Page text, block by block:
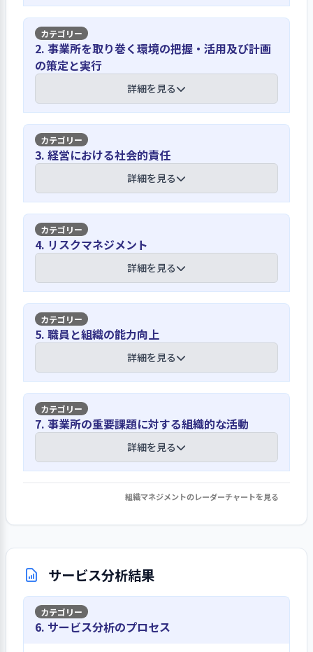
【講評】
基本理念は研修等により職員に周知する
とともに施設内に掲示して利用者にも伝
えている
心の病により「生活のしづらさ」を抱
えた方々が自分らしい生き方を見つけ
ていける場を提供するというビジョン
を始め、当事業所の理念は新規職員の
研修で説明するとともに職員の会議等
の機会に施設長から繰り返し周知して
いる。事務室内に「経営理念」「基本
方針」を掲示し職員の目につくように
して意思付けに努めている。また、理
念は利用者が活動するエリアにも掲示
して利用者や家族の理解を促してい
る。
経営層は役割と責任を明示し、目標の実
現を目指して職員をリードしている
経営層の役割と責任は、法人の定款や
法人就業規則、施設運営規程等に定め
てある。利用者への就労の機会の提供
や自立した生活への支援を提供する目
的のため、事業所として個別支援の強
化や職員間の連携と支援体制の構築、
は職員に日々の打ち合わせや職員会議
等で繰り返し説明し責任を持って取り
組みをリードしている。
重要な案件の決定手順は法人定款等に明
2. 事業所を取り巻く環境の把握・活用及び計画
の策定と実行
詳細を見る
【講評】
行事前アンケートで利用者の意向を把握
するなど施設を取り巻く情報の把握に努
めている
利用者の意向や要望は利用開始時およ
び個別支援計画作成時に確認をしてい
る。日常においては、行事やレクリエ
ーション活動を行う前にアンケート調
査や聞き取り調査をしている。職員の
意見や意向は、職員会議の場で汲み上
げている。その他、職員との個人面談
の場でも意見や要望を聞いている。地
域自立支援協議会専門部会に参加し、
地域の福祉に関するニーズ把握に努め
ている。福祉事業全体についての動向
は、市の障害福祉課や東京セルプセン
ターから情報収集している。把握した
ニーズや課題への対応方針は事業所の
年度計画に反映させている。
理念実現に向けて設定した目標達成や課
事業所としては利用者の障害の多様化
ベテラン職員の定年退職を数年以内に
控えた人材育成、人事配置が課題とな
っている。加えて諸物価値上がりの環境
3. 経営における社会的責任
詳細を見る
【講評】
新規職員研修で法令順守を学ぶほか、職
員倫理規程等はホームページで常に確認
できる
職員が遵守すべき規範・倫理は、就業
規則の服務心得のほか、法人の職員倫
理規定や職員倫理に基づく「行動指
針」、利用者権利擁護規程等に記載し
周知を図っている。コンプライアンス遵
守については新規職員の内部研修にも
取り入れている。これらの規程はホー
ムページ例規集にまとめてあり常時確
認できるようにしている。そのほか職
員研修で虐待防止を繰り返し学んで理
解を深めている。
利用者の苦情や意見、要望については、
苦情解決制度については、その内容を
法人の苦情対応規程に定めてある。利
用者には利用契約時に「重要事項の説
4. リスクマネジメント
詳細を見る
【講評】
リスクマネジメント体制を整え、リスク
マネージャー中心に事故の未然防止に努
めている
法人のリスクマネジメント実施規程に
より、事業所にリスクマネージャーを置
いている。事故原因および防止方法並
びにサービス提供体制の改善方法につ
いて検討するなど事故防止に資する活
全事業所参加のリスクマネジメント委
に感染症の予防、個人情報の保護等に
ついて検討している。検討結果は定期
的に施設長に報告され、リスクマネー
ジャーを通じて各担当に周知される。
5. 職員と組織の能力向上
詳細を見る
【講評】
コアとなる人材の確保が課題になってい
る
平成30（2018）年に現在地に移転して
道に乗せることが最重要課題であっ
た。現施設長を筆頭にベテラン職員で
てきたところである。施設長が定年を
控え、リーダー格の職員も2年後定年と
なる。職員の欠員は補充できているの
でコアとなる人材の確保が課題とな
7. 事業所の重要課題に対する組織的な活動
詳細を見る
1. 事業所の重要課題に対して、目標設定・取り
1. 事業所の理念・基本方針の実現を図る上での重要課
題について、前年度具体的な目標を設定して取り組
組織マネジメントのレーダーチャートを見る
サービス分析結果
6. サービス分析のプロセス